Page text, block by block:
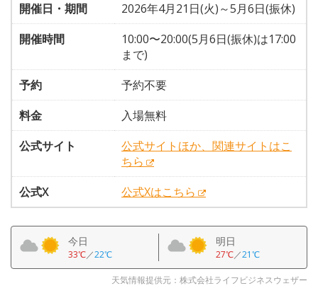
開催日・期間
2026年4月21日(火)～5月6日(振休)
開催時間
10:00〜20:00(5月6日(振休)は17:00
まで)
予約
予約不要
料金
入場無料
公式サイト
公式サイトほか、関連サイトはこ
ちら
公式X
公式Xはこちら
今日
33℃／22℃
明日
27℃／21℃
天気情報提供元：株式会社ライフビジネスウェザー